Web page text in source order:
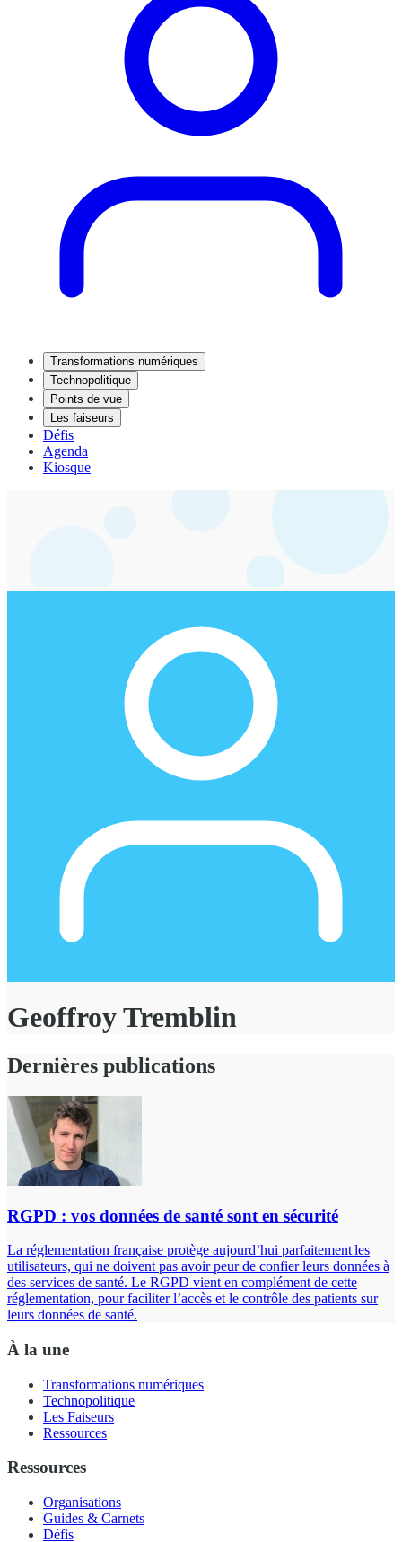
Transformations numériques
Technopolitique
Points de vue
Les faiseurs
Défis
Agenda
Kiosque
Geoffroy Tremblin
Dernières publications
RGPD : vos données de santé sont en sécurité
La réglementation française protège aujourd’hui parfaitement les
utilisateurs, qui ne doivent pas avoir peur de confier leurs données à
des services de santé. Le RGPD vient en complément de cette
réglementation, pour faciliter l’accès et le contrôle des patients sur
leurs données de santé.
À la une
Transformations numériques
Technopolitique
Les Faiseurs
Ressources
Ressources
Organisations
Guides & Carnets
Défis